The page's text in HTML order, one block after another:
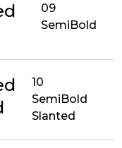
09
SemiBold
10
SemiBold
Slanted